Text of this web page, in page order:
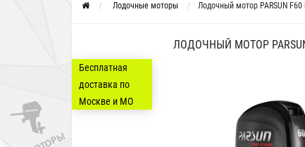
Лодочные моторы Лодочный мотор PARSUN F60
ЛОДОЧНЫЙ МОТОР PARSUN
Бесплатная
доставка по
Москве и МО